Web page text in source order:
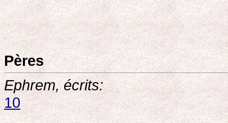
Pères
Ephrem, écrits:
10